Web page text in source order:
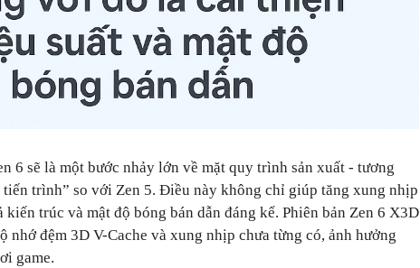
6 sẽ là một bước nhảy lớn về mặt quy trình sản xuất - tương
tiến trình” so với Zen 5. Điều này không chỉ giúp tăng xung nhịp
kiến trúc và mật độ bóng bán dẫn đáng kể. Phiên bản Zen 6 X3D
nhớ đệm 3D V-Cache và xung nhịp chưa từng có, ảnh hưởng
game.